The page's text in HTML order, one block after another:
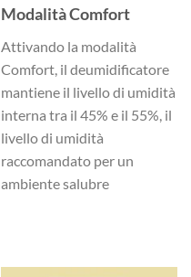
Modalità Comfort
Attivando la modalità
Comfort, il deumidificatore
mantiene il livello di umidità
interna tra il 45% e il 55%, il
livello di umidità
raccomandato per un
ambiente salubre